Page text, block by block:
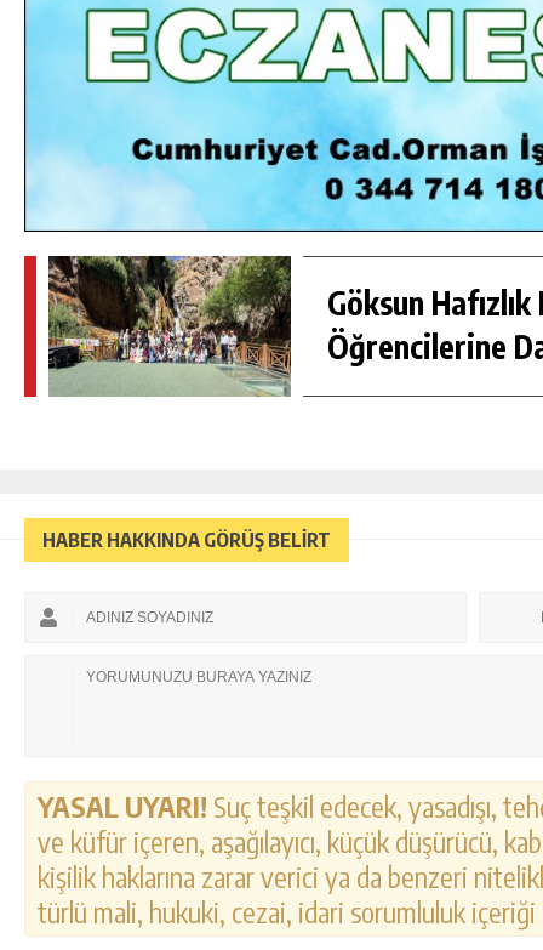
Göksun Hafızlık
Öğrencilerine
HABER HAKKINDA GÖRÜŞ BELİRT
YASAL UYARI! Suç teşkil edecek, yasadışı,
ve küfür içeren, aşağılayıcı, küçük düşürücü,
kişilik haklarına zarar verici ya da benzeri
türlü mali, hukuki, cezai, idari sorumluluk
GÜNLÜK HABER AKIŞI
GÖKSUN HAFIZLIK KIZ KUR’AN KURSU
ÖĞRENCILERINE DARENDE GEZISI.